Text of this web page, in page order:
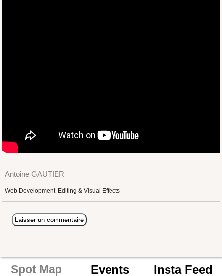
Antoine GAUTIER
Web Development, Editing & Visual Effects
Spot Map Events Insta Feed